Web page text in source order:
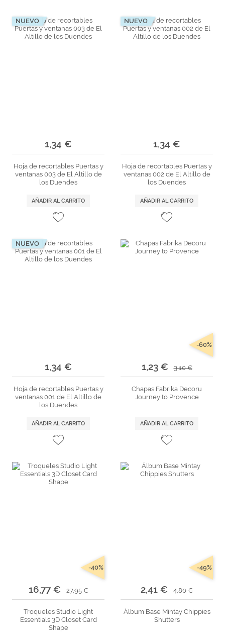
NUEVO
1,34 €
Hoja de recortables Puertas y
ventanas 003 de El Altillo de
los Duendes
AÑADIR AL CARRITO
NUEVO
1,34 €
Hoja de recortables Puertas y
ventanas 002 de El Altillo de
los Duendes
AÑADIR AL CARRITO
NUEVO
1,34 €
Hoja de recortables Puertas y
ventanas 001 de El Altillo de
los Duendes
AÑADIR AL CARRITO
1,23 € 3,10 €
-60%
Chapas Fabrika Decoru
Journey to Provence
AÑADIR AL CARRITO
16,77 € 27,95 €
-40%
Troqueles Studio Light
Essentials 3D Closet Card
Shape
2,41 € 4,80 €
-49%
Álbum Base Mintay Chippies
Shutters